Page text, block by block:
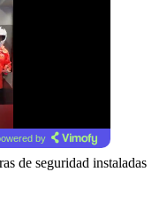
by
de seguridad instaladas